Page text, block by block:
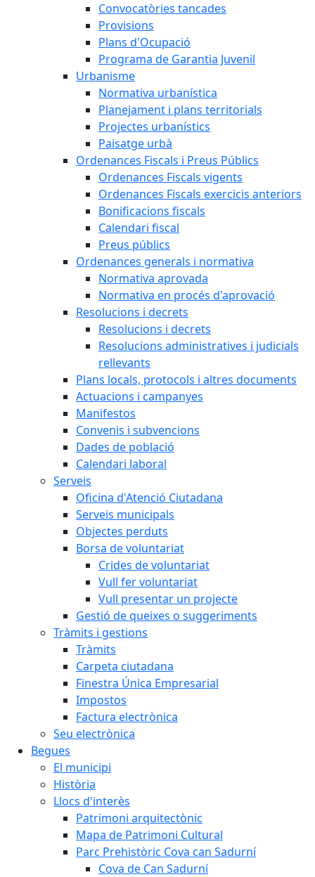
Convocatòries tancades
Provisions
Plans d'Ocupació
Programa de Garantia Juvenil
Urbanisme
Normativa urbanística
Planejament i plans territorials
Projectes urbanístics
Paisatge urbà
Ordenances Fiscals i Preus Públics
Ordenances Fiscals vigents
Ordenances Fiscals exercicis anteriors
Bonificacions fiscals
Calendari fiscal
Preus públics
Ordenances generals i normativa
Normativa aprovada
Normativa en procés d'aprovació
Resolucions i decrets
Resolucions i decrets
Resolucions administratives i judicials
rellevants
Plans locals, protocols i altres documents
Actuacions i campanyes
Manifestos
Convenis i subvencions
Dades de població
Calendari laboral
Serveis
Oficina d'Atenció Ciutadana
Serveis municipals
Objectes perduts
Borsa de voluntariat
Crides de voluntariat
Vull fer voluntariat
Vull presentar un projecte
Gestió de queixes o suggeriments
Tràmits i gestions
Tràmits
Carpeta ciutadana
Finestra Única Empresarial
Impostos
Factura electrònica
Seu electrònica
Begues
El municipi
Història
Llocs d'interès
Patrimoni arquitectònic
Mapa de Patrimoni Cultural
Parc Prehistòric Cova can Sadurní
Cova de Can Sadurní